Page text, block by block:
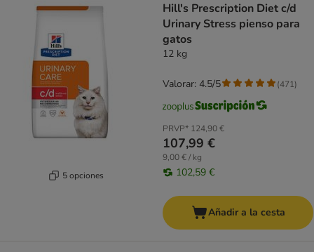
5 opciones
Hill's Prescription Diet c/d
Urinary Stress pienso para
gatos
12 kg
PRVP* 124,90 €
107,99 €
9,00 € / kg
102,59 €
Valorar: 4.5/5 (471)
Añadir a la cesta